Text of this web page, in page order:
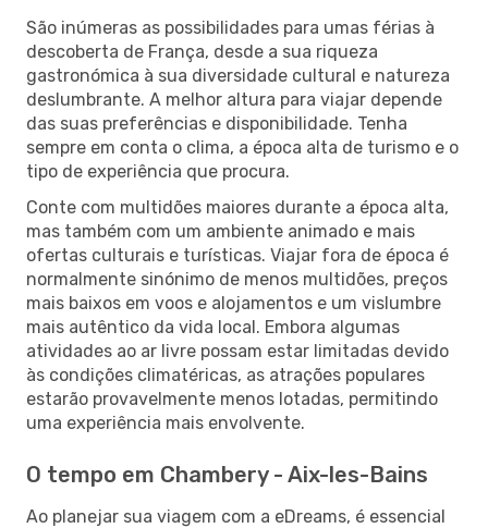
São inúmeras as possibilidades para umas férias à
descoberta de França, desde a sua riqueza
gastronómica à sua diversidade cultural e natureza
deslumbrante. A melhor altura para viajar depende
das suas preferências e disponibilidade. Tenha
sempre em conta o clima, a época alta de turismo e o
tipo de experiência que procura.
Conte com multidões maiores durante a época alta,
mas também com um ambiente animado e mais
ofertas culturais e turísticas. Viajar fora de época é
normalmente sinónimo de menos multidões, preços
mais baixos em voos e alojamentos e um vislumbre
mais autêntico da vida local. Embora algumas
atividades ao ar livre possam estar limitadas devido
às condições climatéricas, as atrações populares
estarão provavelmente menos lotadas, permitindo
uma experiência mais envolvente.
O tempo em Chambery - Aix-les-Bains
Ao planejar sua viagem com a eDreams, é essencial